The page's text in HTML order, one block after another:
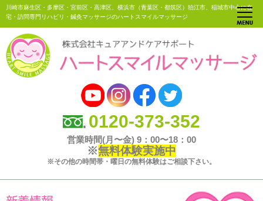
川崎市麻生区・多摩区・宮前区・高津区、横浜市（青葉区・都筑区）狛江市、稲城市中心に在
宅・訪問専門リハビリ・鍼灸マッサージのハートスマイルマッサージ
0120-373-352
営業時間(月〜金) 9：00〜18：00
※無料体験実施中
※その他の時間帯・曜日の無料体験はご相談下さい。